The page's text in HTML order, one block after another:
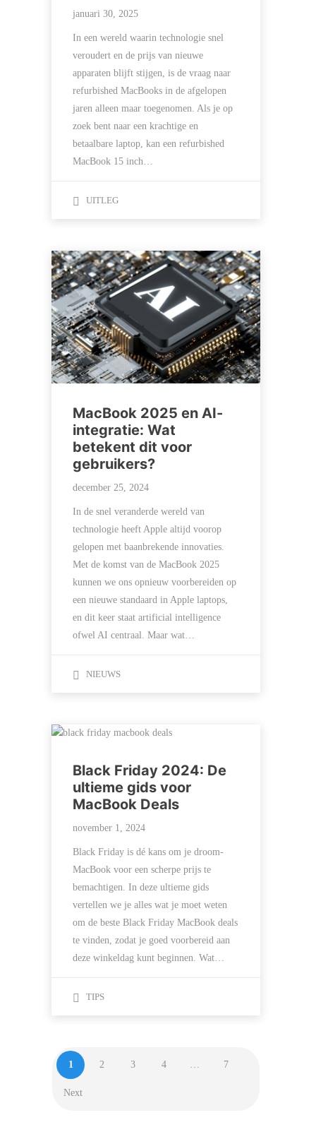
januari 30, 2025
In een wereld waarin technologie snel
veroudert en de prijs van nieuwe
apparaten blijft stijgen, is de vraag naar
refurbished MacBooks in de afgelopen
jaren alleen maar toegenomen. Als je op
zoek bent naar een krachtige en
betaalbare laptop, kan een refurbished
MacBook 15 inch…
UITLEG
MacBook 2025 en AI-
integratie: Wat
betekent dit voor
gebruikers?
december 25, 2024
In de snel veranderde wereld van
technologie heeft Apple altijd voorop
gelopen met baanbrekende innovaties.
Met de komst van de MacBook 2025
kunnen we ons opnieuw voorbereiden op
een nieuwe standaard in Apple laptops,
en dit keer staat artificial intelligence
ofwel AI centraal. Maar wat…
NIEUWS
Black Friday 2024: De
ultieme gids voor
MacBook Deals
november 1, 2024
Black Friday is dé kans om je droom-
MacBook voor een scherpe prijs te
bemachtigen. In deze ultieme gids
vertellen we je alles wat je moet weten
om de beste Black Friday MacBook deals
te vinden, zodat je goed voorbereid aan
deze winkeldag kunt beginnen. Wat…
TIPS
1 2 3 4 … 7
Next